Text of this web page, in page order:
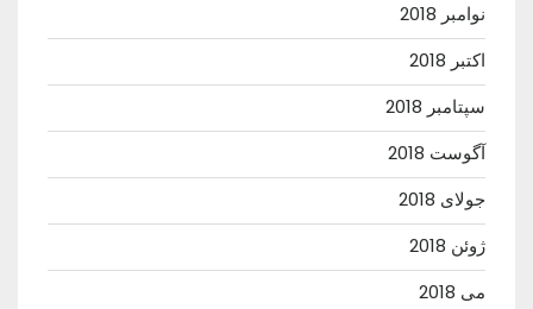
نوامبر 2018
اکتبر 2018
سپتامبر 2018
آگوست 2018
جولای 2018
ژوئن 2018
می 2018